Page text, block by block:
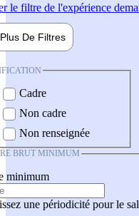
le filtre de l'expérience
Plus De Filtres
Cadre
Non cadre
Non renseignée
BRUT MINIMUM
minimum
une périodicité pour le